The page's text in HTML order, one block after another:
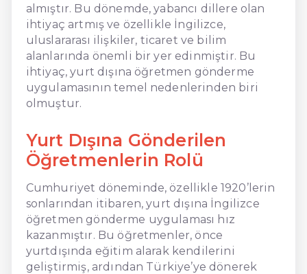
almıştır. Bu dönemde, yabancı dillere olan
ihtiyaç artmış ve özellikle İngilizce,
uluslararası ilişkiler, ticaret ve bilim
alanlarında önemli bir yer edinmiştir. Bu
ihtiyaç, yurt dışına öğretmen gönderme
uygulamasının temel nedenlerinden biri
olmuştur.
Yurt Dışına Gönderilen
Öğretmenlerin Rolü
Cumhuriyet döneminde, özellikle 1920’lerin
sonlarından itibaren, yurt dışına İngilizce
öğretmen gönderme uygulaması hız
kazanmıştır. Bu öğretmenler, önce
yurtdışında eğitim alarak kendilerini
geliştirmiş, ardından Türkiye’ye dönerek